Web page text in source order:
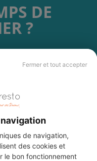
Fermer et tout accepter
de navigation,
des cookies et
le bon fonctionnement
DE
?
de notre réseau de 5 000
DEVIS